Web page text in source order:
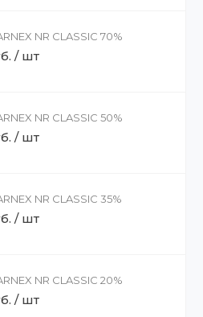
NR CLASSIC 70%
/ шт
NR CLASSIC 50%
/ шт
NR CLASSIC 35%
/ шт
NR CLASSIC 20%
/ шт